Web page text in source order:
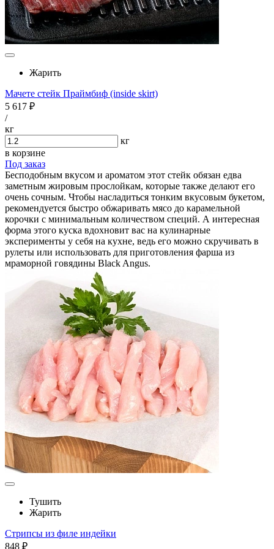
Жарить
Мачете стейк Праймбиф (inside skirt)
5 617 ₽
/
кг
кг
в корзине
Под заказ
Бесподобным вкусом и ароматом этот стейк обязан едва
заметным жировым прослойкам, которые также делают его
очень сочным. Чтобы насладиться тонким вкусовым букетом,
рекомендуется быстро обжаривать мясо до карамельной
корочки с минимальным количеством специй. А интересная
форма этого куска вдохновит вас на кулинарные
эксперименты у себя на кухне, ведь его можно скручивать в
рулеты или использовать для приготовления фарша из
мраморной говядины Black Angus.
Тушить
Жарить
Стрипсы из филе индейки
848 ₽